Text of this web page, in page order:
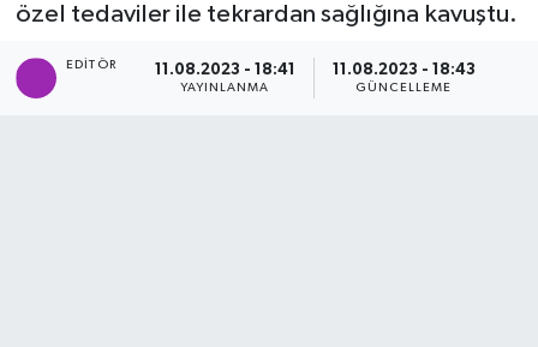
özel tedaviler ile tekrardan sağlığına kavuştu.
EDITÖR 11.08.2023 - 18:41
YAYINLANMA
11.08.2023 - 18:43
GÜNCELLEME
SİYASET